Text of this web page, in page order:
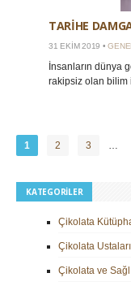
TARİHE
31 EKIM 2019 •GENEL
İnsanların dünya
rakipsiz olan bilim
1 2 3 …
KATEGORILER
Çikolata
Çikolata Ustaları
Çikolata ve